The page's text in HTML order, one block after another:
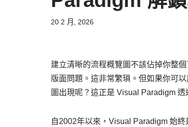
20 2 月, 2026
建立清晰的流程概覽圖不該佔掉你整
版面問題。這非常繁瑣。但如果你可
圖出現呢？這正是 Visual Paradigm
自2002年以來，Visual Paradigm 始